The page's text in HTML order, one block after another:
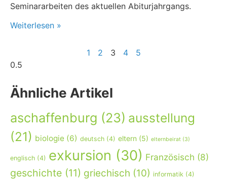
Seminararbeiten des aktuellen Abiturjahrgangs.
Weiterlesen »
1 2 3 4 5
Ähnliche Artikel
aschaffenburg (23) ausstellung
(21) biologie (6) deutsch (4) eltern (5) elternbeirat (3)
englisch (4) exkursion (30) Französisch (8)
geschichte (11) griechisch (10) informatik (4)